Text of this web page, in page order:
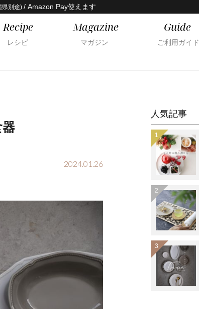
県別途) / Amazon Pay使えます
Recipe
レシピ
Magazine
マガジン
Guide
ご利用ガイド
2024.01.26
人気記事